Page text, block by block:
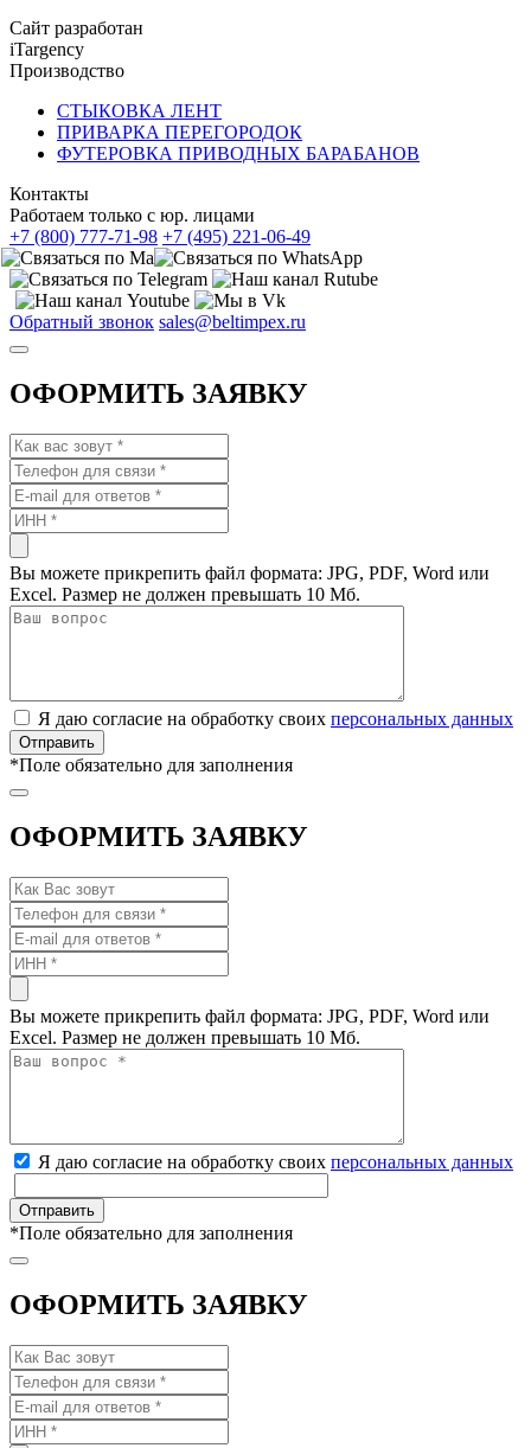
Сайт разработан
iTargency
Производство
СТЫКОВКА ЛЕНТ
ПРИВАРКА ПЕРЕГОРОДОК
ФУТЕРОВКА ПРИВОДНЫХ БАРАБАНОВ
Контакты
Работаем только с юр. лицами
+7 (800) 777-71-98 +7 (495) 221-06-49
Обратный звонок sales@beltimpex.ru
ОФОРМИТЬ ЗАЯВКУ
Вы можете прикрепить файл формата: JPG, PDF, Word или
Excel. Размер не должен превышать 10 Мб.
Я даю согласие на обработку своих персональных данных
*Поле обязательно для заполнения
ОФОРМИТЬ ЗАЯВКУ
Вы можете прикрепить файл формата: JPG, PDF, Word или
Excel. Размер не должен превышать 10 Мб.
Я даю согласие на обработку своих персональных данных
*Поле обязательно для заполнения
ОФОРМИТЬ ЗАЯВКУ